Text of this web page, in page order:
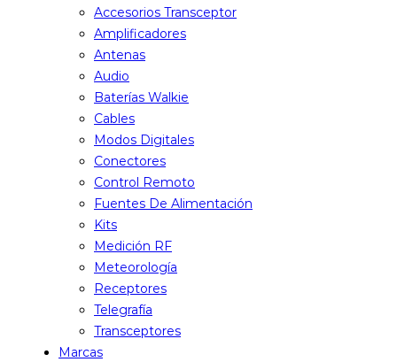
Accesorios Transceptor
Amplificadores
Antenas
Audio
Baterías Walkie
Cables
Modos Digitales
Conectores
Control Remoto
Fuentes De Alimentación
Kits
Medición RF
Meteorología
Receptores
Telegrafía
Transceptores
Marcas